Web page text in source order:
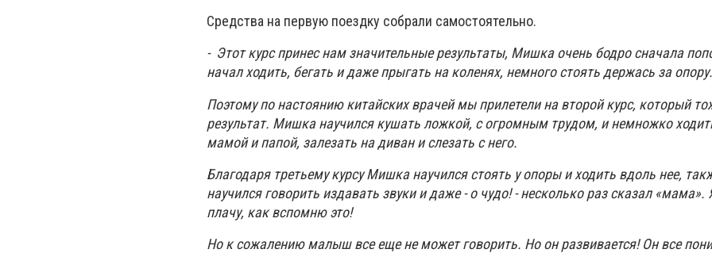
Средства на первую поездку собрали самостоятельно.
- Этот курс принес нам значительные результаты, Мишка очень бодро сначала
начал ходить, бегать и даже прыгать на коленях, немного стоять держась за опору.
Поэтому по настоянию китайских врачей мы прилетели на второй курс, который
результат. Мишка научился кушать ложкой, с огромным трудом, и немножко
мамой и папой, залезать на диван и слезать с него.
Благодаря третьему курсу Мишка научился стоять у опоры и ходить вдоль нее,
научился говорить издавать звуки и даже - о чудо! - несколько раз сказал «мама».
плачу, как вспомню это!
Но к сожалению малыш все еще не может говорить. Но он развивается! Он все